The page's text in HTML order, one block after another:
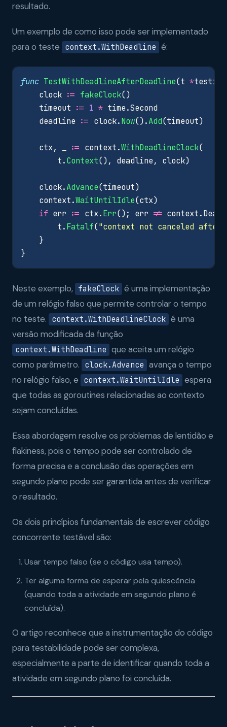
resultado.
Um exemplo de como isso pode ser implementado
para o teste context.WithDeadline é:
func TestWithDeadlineAfterDeadline(t *testing
clock := fakeClock()
timeout := 1 * time.Second
deadline := clock.Now().Add(timeout)
ctx, := context.WithDeadlineClock(
t.Context(), deadline, clock)
clock.Advance(timeout)
context.WaitUntilIdle(ctx)
if err := ctx.Err(); err != context.
t.Fatalf("context not canceled after
}
}
Neste exemplo, fakeClock é uma implementação
de um relógio falso que permite controlar o tempo
no teste. context.WithDeadlineClock é uma
versão modificada da função
context.WithDeadline que aceita um relógio
como parâmetro. clock.Advance avança o tempo
no relógio falso, e context.WaitUntilIdle espera
que todas as goroutines relacionadas ao contexto
sejam concluídas.
Essa abordagem resolve os problemas de lentidão e
flakiness, pois o tempo pode ser controlado de
forma precisa e a conclusão das operações em
segundo plano pode ser garantida antes de verificar
o resultado.
Os dois princípios fundamentais de escrever código
concorrente testável são:
Usar tempo falso (se o código usa tempo).
Ter alguma forma de esperar pela quiescência
(quando toda a atividade em segundo plano é
concluída).
O artigo reconhece que a instrumentação do código
para testabilidade pode ser complexa,
especialmente a parte de identificar quando toda a
atividade em segundo plano foi concluída.